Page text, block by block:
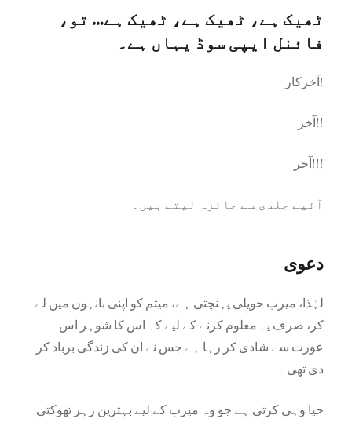
ٹھیک ہے، ٹھیک ہے، ٹھیک ہے… تو،
فائنل ایپی سوڈ یہاں ہے۔
آخرکار!
آخر!!
آخر!!!
آئیے جلدی سے جائزہ لیتے ہیں۔
دعوی
لہٰذا، میرب حویلی پہنچتی ہے، میثم کو اپنی بانہوں میں لے
کر، صرف یہ معلوم کرنے کے لیے کہ اس کا شوہر اس
عورت سے شادی کر رہا ہے جس نے ان کی زندگی برباد کر
دی تھی۔
حیا وہی کرتی ہے جو وہ میرب کے لیے بہترین زہر تھوکتی